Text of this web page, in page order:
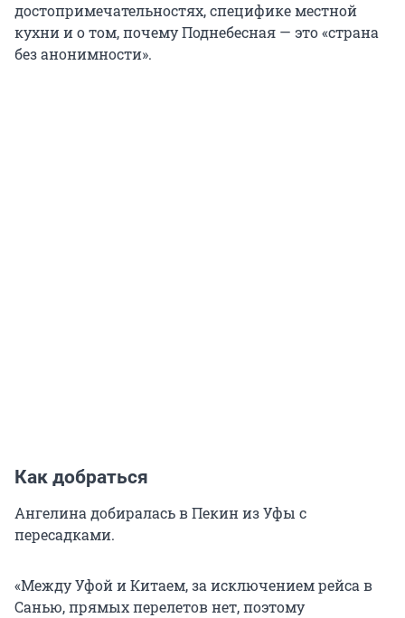
достопримечательностях, специфике местной
кухни и о том, почему Поднебесная — это «страна
без анонимности».
Как добраться
Ангелина добиралась в Пекин из Уфы с
пересадками.
«Между Уфой и Китаем, за исключением рейса в
Санью, прямых перелетов нет, поэтому